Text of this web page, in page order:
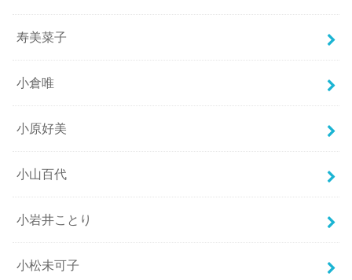
寿美菜子
小倉唯
小原好美
小山百代
小岩井ことり
小松未可子